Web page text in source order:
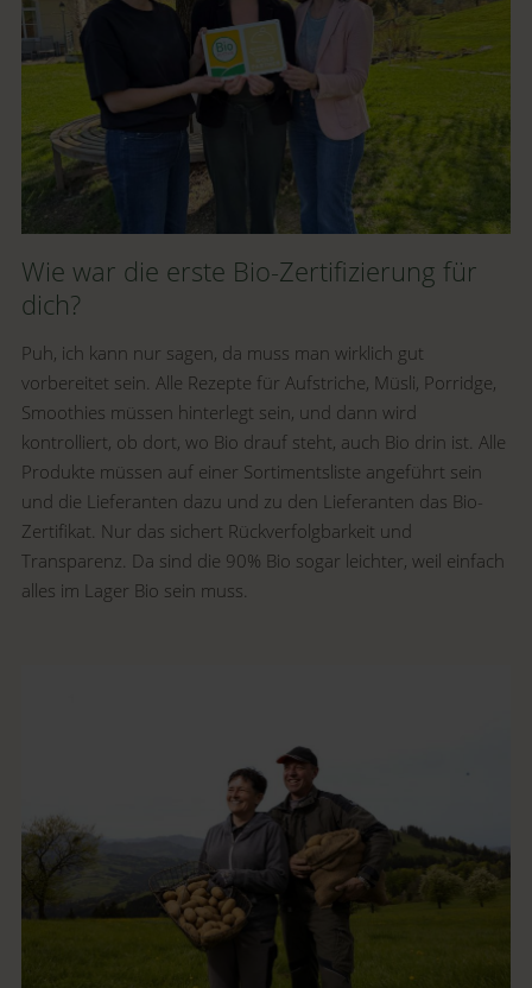
Wie war die erste Bio-Zertifizierung für
dich?
Puh, ich kann nur sagen, da muss man wirklich gut
vorbereitet sein. Alle Rezepte für Aufstriche, Müsli, Porridge,
Smoothies müssen hinterlegt sein, und dann wird
kontrolliert, ob dort, wo Bio drauf steht, auch Bio drin ist. Alle
Produkte müssen auf einer Sortimentsliste angeführt sein
und die Lieferanten dazu und zu den Lieferanten das Bio-
Zertifikat. Nur das sichert Rückverfolgbarkeit und
Transparenz. Da sind die 90% Bio sogar leichter, weil einfach
alles im Lager Bio sein muss.